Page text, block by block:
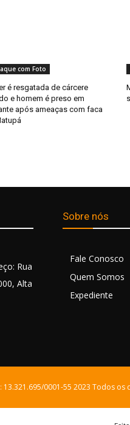
com Foto
é resgatada de cárcere
e homem é preso em
após ameaças com faca
Rua
Alta
Sobre nós
Fale Conosco
Quem Somos
Expediente
13.321.695/0001-55 2023